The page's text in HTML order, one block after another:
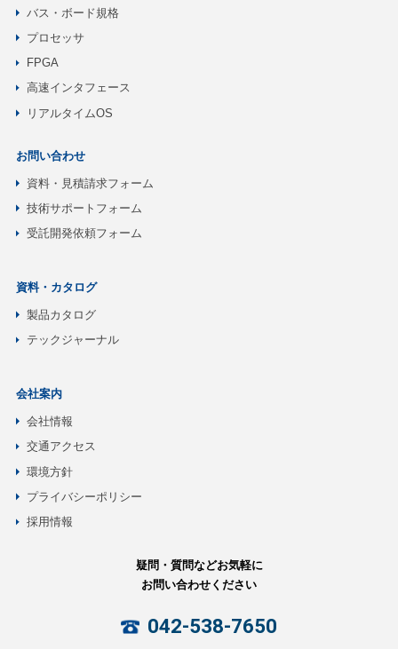
バス・ボード規格
プロセッサ
FPGA
高速インタフェース
リアルタイムOS
お問い合わせ
資料・見積請求フォーム
技術サポートフォーム
受託開発依頼フォーム
資料・カタログ
製品カタログ
テックジャーナル
会社案内
会社情報
交通アクセス
環境方針
プライバシーポリシー
採用情報
疑問・質問などお気軽に
お問い合わせください
042-538-7650